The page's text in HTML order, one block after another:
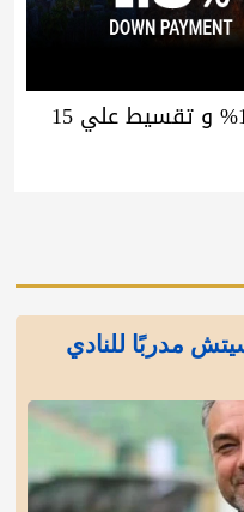
عرض لفترة محدودة مقدم 1.5% و تقسيط علي 15
مدربًا للنادي